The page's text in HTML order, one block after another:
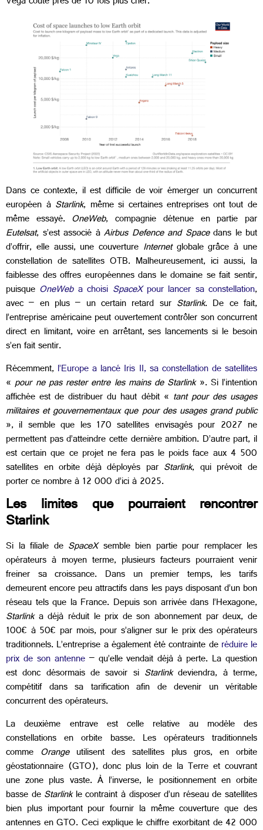
Dans ce contexte, il est difficile de voir émerger un concurrent
européen à Starlink, même si certaines entreprises ont tout de
même essayé. OneWeb, compagnie détenue en partie par
Eutelsat, s’est associé àAirbus Defence and Spacedans le but
d’offrir, elle aussi, une couverture Internetglobale grâce à une
constellation de satellites OTB. Malheureusement, ici aussi, la
faiblesse des offres européennes dans le domaine se fait sentir,
puisque OneWeb a choisi SpaceXpour lancer sa constellation,
avec – en plus – un certain retard sur Starlink. De ce fait,
l’entreprise américaine peut ouvertement contrôler son concurrent
direct en limitant, voire en arrêtant, ses lancements si le besoin
s’en fait sentir.
Récemment, l’Europe a lancé Iris II, sa constellation de satellites
«pour ne pas rester entre les mains de Starlink». Si l’intention
affichée est de distribuer du haut débit « tant pour des usages
militaires et gouvernementaux que pour des usages grand public
», il semble que les 170 satellites envisagés pour 2027 ne
permettent pas d’atteindre cette dernière ambition. D’autre part, il
est certain que ce projet ne fera pas le poids face aux 4 500
satellites en orbite déjà déployés par Starlink, qui prévoit de
porter ce nombre à 12 000 d’ici à 2025.
Les limites que pourraient rencontrer
Starlink
Si la filiale de SpaceX semble bien partie pour remplacer les
opérateurs à moyen terme, plusieurs facteurs pourraient venir
freiner sa croissance. Dans un premier temps, les tarifs
demeurent encore peu attractifs dans les pays disposant d’un bon
réseau tels que la France. Depuis son arrivée dans l’Hexagone,
Starlinka déjà réduit le prix de son abonnement par deux, de
100€ à 50€ par mois, pour s’aligner sur le prix des opérateurs
traditionnels. L’entreprise a également été contrainte deréduire le
prix de son antenne– qu’elle vendait déjà à perte. La question
est donc désormais de savoir si Starlinkdeviendra, à terme,
compétitif dans sa tarification afin de devenir un véritable
concurrent des opérateurs.
La deuxième entrave est celle relative au modèle des
constellations en orbite basse. Les opérateurs traditionnels
comme Orange utilisent des satellites plus gros, en orbite
géostationnaire (GTO), donc plus loin de la Terre et couvrant
une zone plus vaste. À l’inverse, le positionnement en orbite
basse deStarlinkle contraint à disposer d’un réseau de satellites
bien plus important pour fournir la même couverture que des
antennes en GTO. Ceci explique le chiffre exorbitant de 42 000